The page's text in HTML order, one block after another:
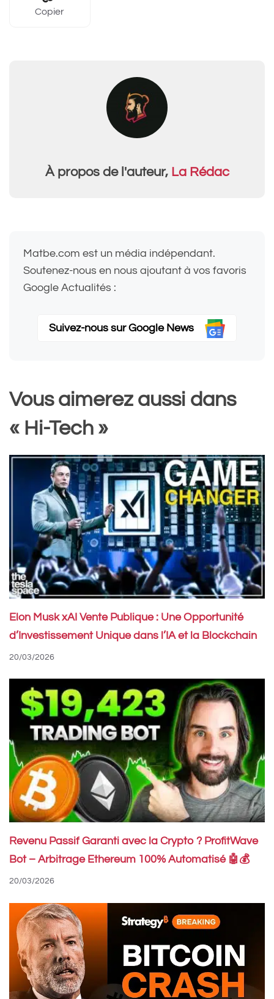
Copier
À propos de l'auteur, La Rédac
Matbe.com est un média indépendant.
Soutenez-nous en nous ajoutant à vos favoris
Google Actualités :
Suivez-nous sur Google News
Vous aimerez aussi dans
« Hi-Tech »
Elon Musk xAI Vente Publique : Une Opportunité
d’Investissement Unique dans l’IA et la Blockchain
20/03/2026
Revenu Passif Garanti avec la Crypto ? ProfitWave
Bot – Arbitrage Ethereum 100% Automatisé 🤖💰
20/03/2026